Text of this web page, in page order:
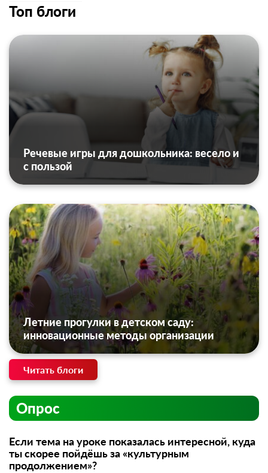
Топ блоги
Речевые игры для дошкольника: весело и
с пользой
Летние прогулки в детском саду:
инновационные методы организации
Читать блоги
Опрос
Если тема на уроке показалась интересной, куда
ты скорее пойдёшь за «культурным
продолжением»?